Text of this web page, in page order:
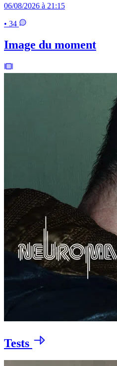
06/08/2026 à 21:15
• 34
Image du moment
Tests